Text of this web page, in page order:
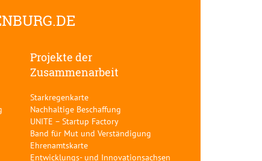
Projekte der
Zusammenarbeit
Starkregenkarte
Nachhaltige Beschaffung
UNITE – Startup Factory
Band für Mut und Verständigung
Ehrenamtskarte
Entwicklungs- und Innovationsachsen